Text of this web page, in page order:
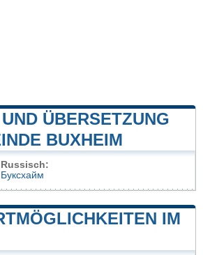
ÜBERSETZUNG
BUXHEIM
Russisch:
Буксхайм
IM